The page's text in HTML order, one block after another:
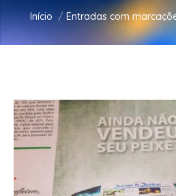
Você está aqui:
Início Entradas com